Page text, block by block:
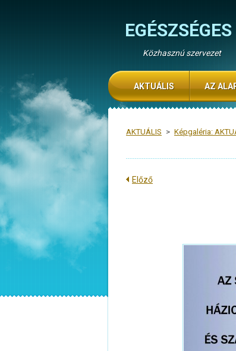
Közhasznú szervezet
AKTUÁLIS > Képgaléria:
Előző
AKTUÁLIS AZ